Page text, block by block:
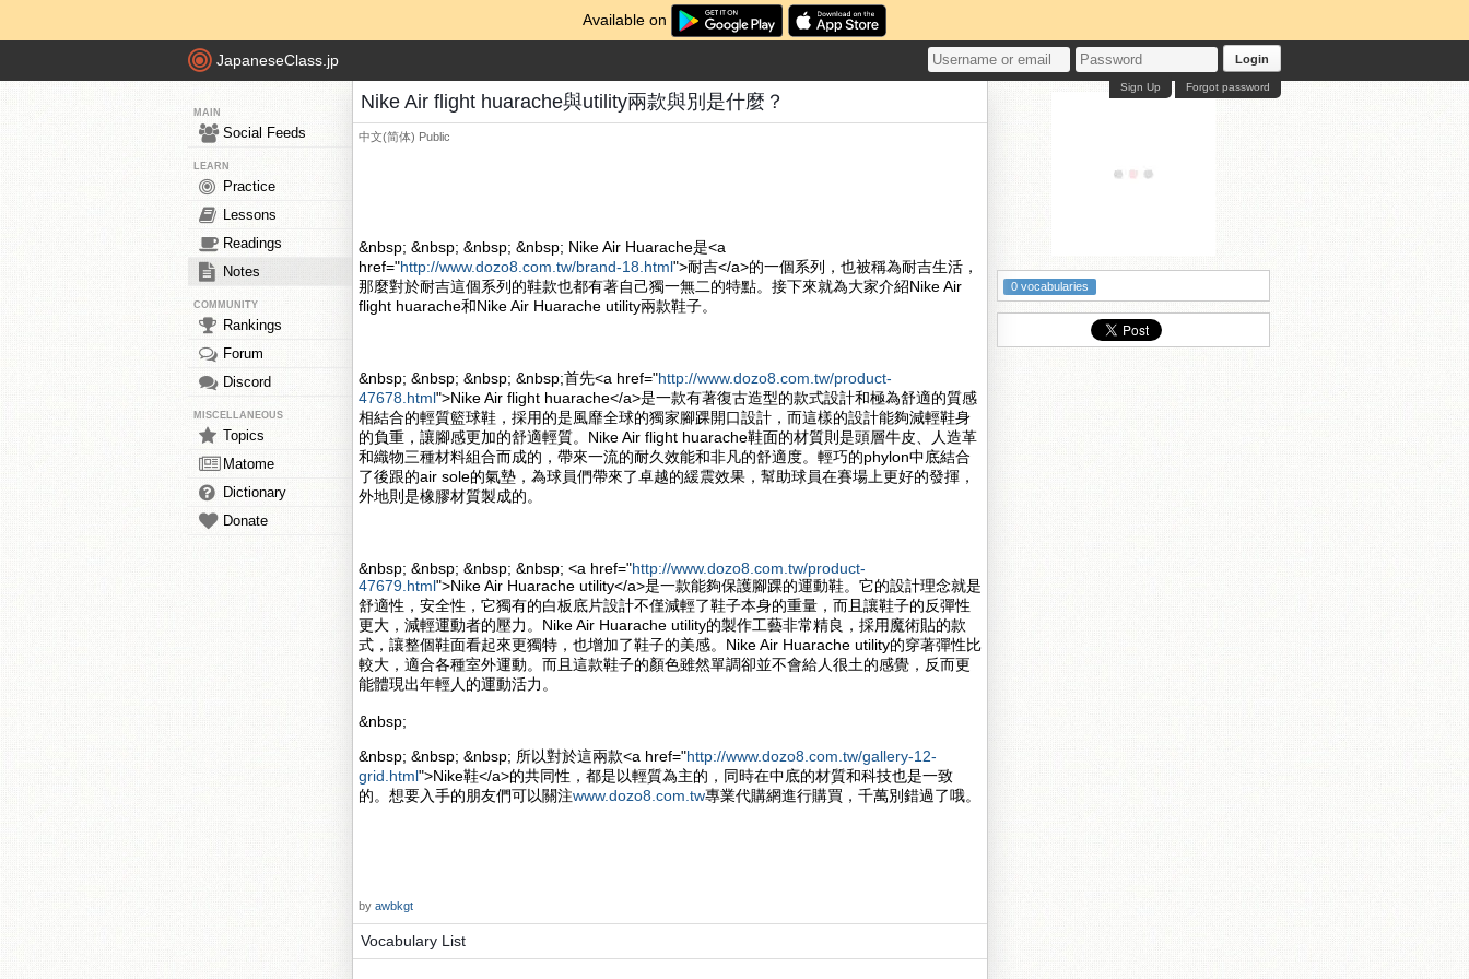
Available on
JapaneseClass.jp Login
Forgot password
Sign Up
MAIN
Social Feeds
LEARN
Practice
Lessons
Readings
Notes
COMMUNITY
Rankings
Forum
Discord
MISCELLANEOUS
Topics
Matome
Dictionary
Donate
Nike Air flight huarache與utility兩款與別是什麼？
中文(简体) Public
&nbsp; &nbsp; &nbsp; &nbsp; Nike Air Huarache是<a
href="http://www.dozo8.com.tw/brand-18.html">耐吉</a>的一個系列，也被稱為耐吉生活，
那麼對於耐吉這個系列的鞋款也都有著自己獨一無二的特點。接下來就為大家介紹Nike Air
flight huarache和Nike Air Huarache utility兩款鞋子。
&nbsp; &nbsp; &nbsp; &nbsp;首先<a href="http://www.dozo8.com.tw/product-
47678.html">Nike Air flight huarache</a>是一款有著復古造型的款式設計和極為舒適的質感
相結合的輕質籃球鞋，採用的是風靡全球的獨家腳踝開口設計，而這樣的設計能夠減輕鞋身
的負重，讓腳感更加的舒適輕質。Nike Air flight huarache鞋面的材質則是頭層牛皮、人造革
和織物三種材料組合而成的，帶來一流的耐久效能和非凡的舒適度。輕巧的phylon中底結合
了後跟的air sole的氣墊，為球員們帶來了卓越的緩震效果，幫助球員在賽場上更好的發揮，
外地則是橡膠材質製成的。
&nbsp; &nbsp; &nbsp; &nbsp; <a href="http://www.dozo8.com.tw/product-
47679.html">Nike Air Huarache utility</a>是一款能夠保護腳踝的運動鞋。它的設計理念就是
舒適性，安全性，它獨有的白板底片設計不僅減輕了鞋子本身的重量，而且讓鞋子的反彈性
更大，減輕運動者的壓力。Nike Air Huarache utility的製作工藝非常精良，採用魔術貼的款
式，讓整個鞋面看起來更獨特，也增加了鞋子的美感。Nike Air Huarache utility的穿著彈性比
較大，適合各種室外運動。而且這款鞋子的顏色雖然單調卻並不會給人很土的感覺，反而更
能體現出年輕人的運動活力。
&nbsp;
&nbsp; &nbsp; &nbsp; 所以對於這兩款<a href="http://www.dozo8.com.tw/gallery-12-
grid.html">Nike鞋</a>的共同性，都是以輕質為主的，同時在中底的材質和科技也是一致
的。想要入手的朋友們可以關注www.dozo8.com.tw專業代購網進行購買，千萬別錯過了哦。
by awbkgt
Vocabulary List
0 vocabularies